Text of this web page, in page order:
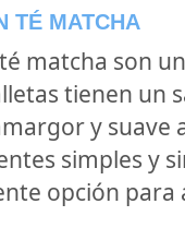
TÉ MATCHA
matcha son
tienen un
y suave
simples y
opción